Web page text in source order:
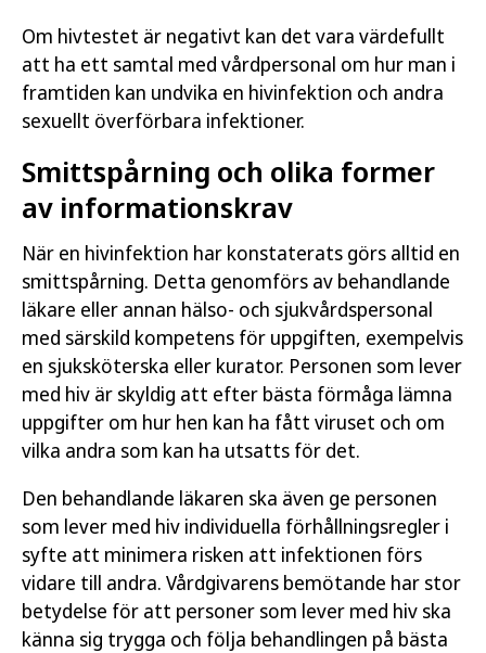
Om hivtestet är negativt kan det vara värdefullt
att ha ett samtal med vårdpersonal om hur man i
framtiden kan undvika en hivinfektion och andra
sexuellt överförbara infektioner.
Smittspårning och olika former
av informationskrav
När en hivinfektion har konstaterats görs alltid en
smittspårning. Detta genomförs av behandlande
läkare eller annan hälso- och sjukvårdspersonal
med särskild kompetens för uppgiften, exempelvis
en sjuksköterska eller kurator. Personen som lever
med hiv är skyldig att efter bästa förmåga lämna
uppgifter om hur hen kan ha fått viruset och om
vilka andra som kan ha utsatts för det.
Den behandlande läkaren ska även ge personen
som lever med hiv individuella förhållningsregler i
syfte att minimera risken att infektionen förs
vidare till andra. Vårdgivarens bemötande har stor
betydelse för att personer som lever med hiv ska
känna sig trygga och följa behandlingen på bästa